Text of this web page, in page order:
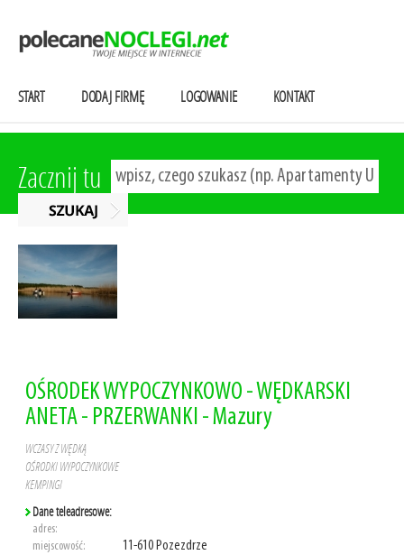
START DODAJ FIRMĘ LOGOWANIE KONTAKT
Zacznij tu
OŚRODEK WYPOCZYNKOWO - WĘDKARSKI
ANETA - PRZERWANKI - Mazury
WCZASY Z WĘDKĄ
OŚRODKI WYPOCZYNKOWE
KEMPINGI
Dane teleadresowe:
adres:
miejscowość:
11-610 Pozezdrze